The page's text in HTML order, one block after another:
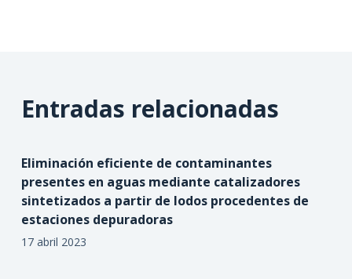
Entradas relacionadas
Eliminación eficiente de contaminantes
presentes en aguas mediante catalizadores
sintetizados a partir de lodos procedentes de
estaciones depuradoras
17 abril 2023